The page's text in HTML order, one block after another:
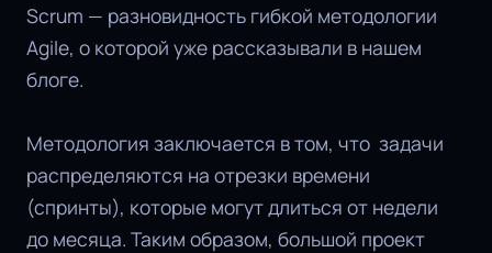
Scrum — разновидность гибкой методологии
Agile, о которой уже рассказывали в нашем
блоге.
Методология заключается в том, что задачи
распределяются на отрезки времени
(спринты), которые могут длиться от недели
до месяца. Таким образом, большой проект